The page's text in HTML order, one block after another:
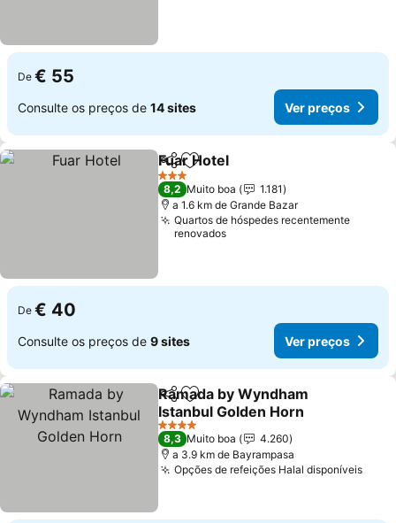
De € 55
Consulte os preços de 14 sites Ver preços
PartilharAdicionar aos favoritos
Fuar Hotel
3 Estrelas
8,2 Muito boa
1.181
a 1.6 km de Grande Bazar
Quartos de hóspedes recentemente
renovados
De € 40
Consulte os preços de 9 sites Ver preços
PartilharAdicionar aos favoritos
Ramada by Wyndham
Istanbul Golden Horn
4 Estrelas
8,3 Muito boa
4.260
a 3.9 km de Bayrampasa
Opções de refeições Halal disponíveis